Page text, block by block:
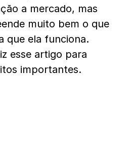
a mercado, mas
muito bem o que
que ela funciona.
esse artigo para
importantes.